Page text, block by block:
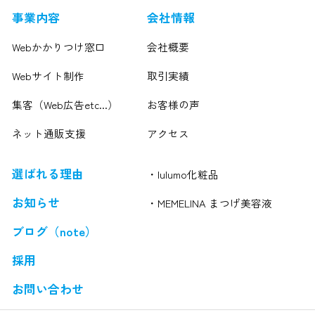
事業内容
Webかかりつけ窓口
Webサイト制作
集客（Web広告etc...）
ネット通販支援
会社情報
会社概要
取引実績
お客様の声
アクセス
選ばれる理由
お知らせ
ブログ（note）
採用
お問い合わせ
・lulumo化粧品
・MEMELINA まつげ美容液